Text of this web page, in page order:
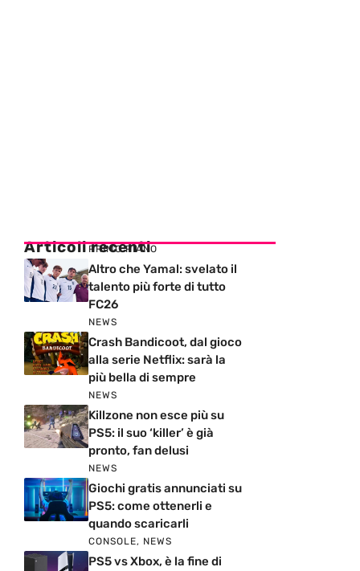
Articoli recenti
PRIMO PIANO
Altro che Yamal: svelato il
talento più forte di tutto
FC26
NEWS
Crash Bandicoot, dal gioco
alla serie Netflix: sarà la
più bella di sempre
NEWS
Killzone non esce più su
PS5: il suo ‘killer’ è già
pronto, fan delusi
NEWS
Giochi gratis annunciati su
PS5: come ottenerli e
quando scaricarli
CONSOLE, NEWS
PS5 vs Xbox, è la fine di